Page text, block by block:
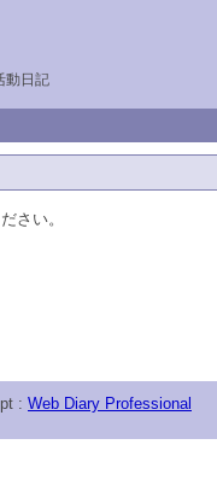
動日記
さい。
: Web Diary Professional